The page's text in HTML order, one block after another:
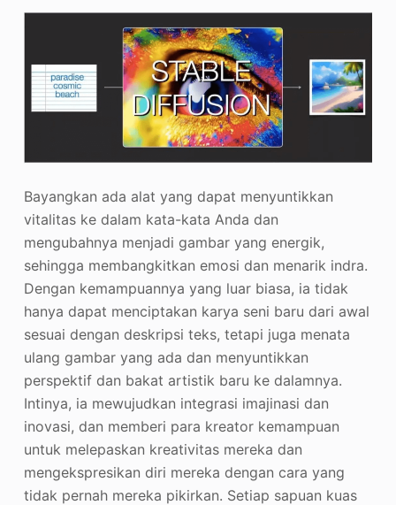
Bayangkan ada alat yang dapat menyuntikkan
vitalitas ke dalam kata-kata Anda dan
mengubahnya menjadi gambar yang energik,
sehingga membangkitkan emosi dan menarik indra.
Dengan kemampuannya yang luar biasa, ia tidak
hanya dapat menciptakan karya seni baru dari awal
sesuai dengan deskripsi teks, tetapi juga menata
ulang gambar yang ada dan menyuntikkan
perspektif dan bakat artistik baru ke dalamnya.
Intinya, ia mewujudkan integrasi imajinasi dan
inovasi, dan memberi para kreator kemampuan
untuk melepaskan kreativitas mereka dan
mengekspresikan diri mereka dengan cara yang
tidak pernah mereka pikirkan. Setiap sapuan kuas